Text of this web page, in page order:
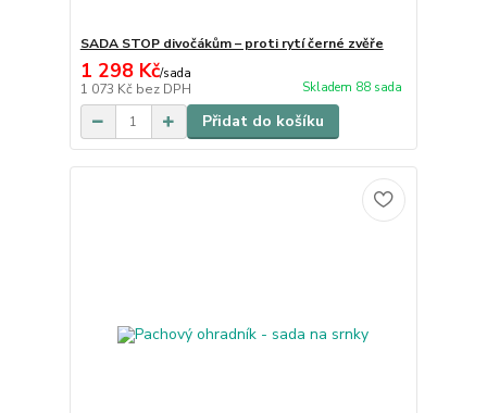
SADA STOP divočákům – proti rytí černé zvěře
1 298 Kč/sada
1 073 Kč bez DPH Skladem 88 sada
Přidat do košíku